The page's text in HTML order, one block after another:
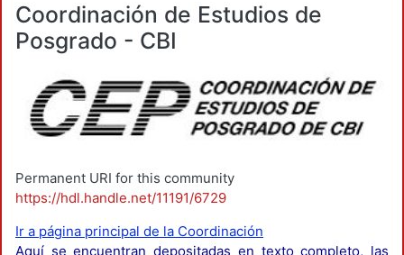
Coordinación de Estudios de
Posgrado - CBI
Permanent URI for this community
https://hdl.handle.net/11191/6729
Ir a página principal de la Coordinación
Aquí se encuentran depositadas en texto completo, las